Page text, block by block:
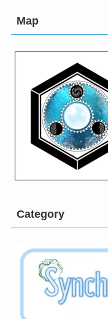
Map
Category